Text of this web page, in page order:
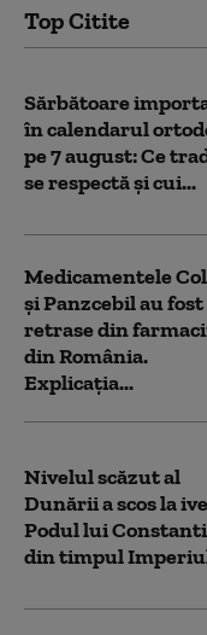
Top Citite
Sărbătoare
în calendarul
pe 7 august: Ce
se respectă și cui...
Medicamentele
și Panzcebil au fost
retrase din
din România.
Explicația...
Nivelul scăzut al
Dunării a scos la
Podul lui
din timpul